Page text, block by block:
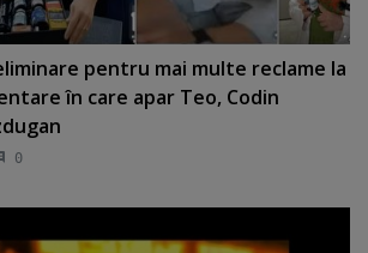
pentru mai multe reclame la
în care apar Teo, Codin
0